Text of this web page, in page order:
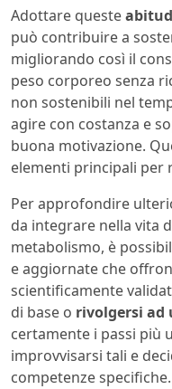
Adottare queste
può contribuire a
migliorando così il
peso corporeo senza
non sostenibili nel
agire con costanza e
buona motivazione.
elementi principali
Per approfondire
da integrare nella vita
metabolismo, è
e aggiornate che
scientificamente
di base o rivolgersi
certamente i passi più
improvvisarsi tali e
competenze specifiche.